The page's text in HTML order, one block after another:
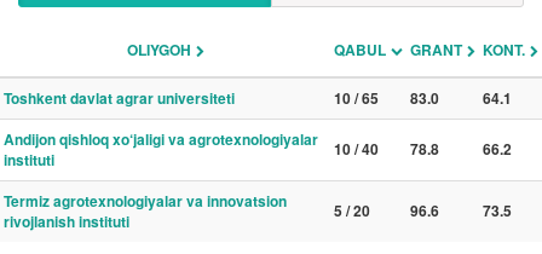
OLIYGOH QABUL GRANT KONT.
Toshkent davlat agrar universiteti 10 / 65 83.0
64.1
Andijon qishloq xo‘jaligi va agrotexnologiyalar
instituti
10 / 40 78.8 66.2
Termiz agrotexnologiyalar va innovatsion
rivojlanish instituti
5 / 20 96.6 73.5